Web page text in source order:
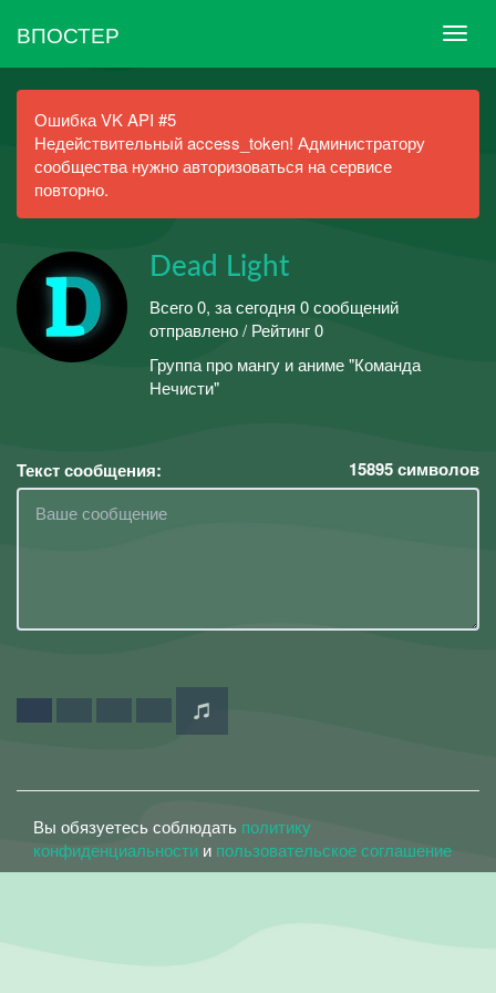
ВПОСТЕР
Ошибка VK API #5
Недействительный access_token! Администратору
сообщества нужно авторизоваться на сервисе
повторно.
Dead Light
Всего 0, за сегодня 0 сообщений
отправлено / Рейтинг 0
Группа про мангу и аниме "Команда
Нечисти"
Текст сообщения: 15895символов
Вы обязуетесь соблюдать политику
конфиденциальности и пользовательское соглашение